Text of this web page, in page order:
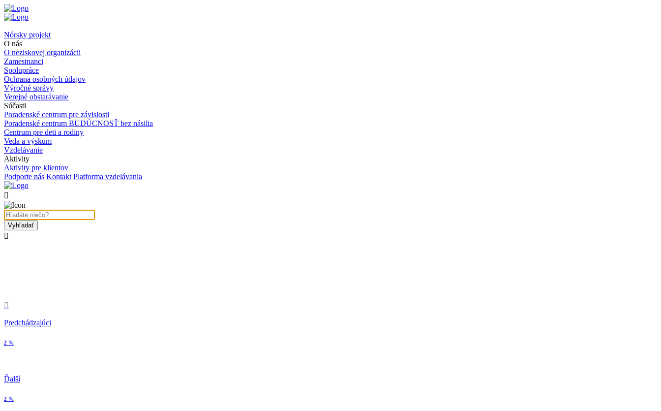
Nórsky projekt
O nás
O neziskovej organizácii
Zamestnanci
Spolupráce
Ochrana osobných údajov
Výročné správy
Verejné obstarávanie
Súčasti
Poradenské centrum pre závislosti
Poradenské centrum BUDÚCNOSŤ bez násilia
Centrum pre deti a rodiny
Veda a výskum
Vzdelávanie
Aktivity
Aktivity pre klientov
Podporte nás Kontakt Platforma vzdelávania



Predchádzajúci
2 %
Ďalší
2 %